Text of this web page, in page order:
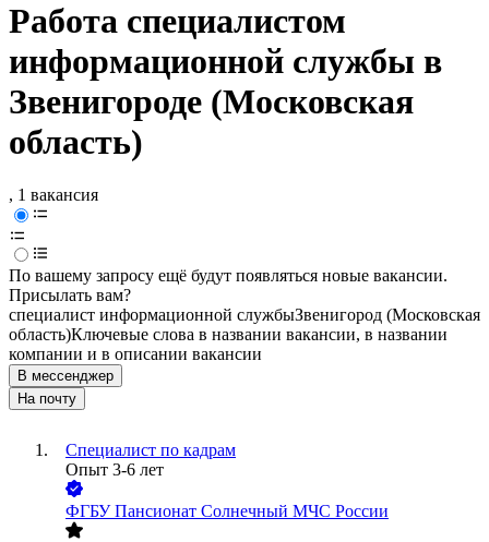
Работа специалистом
информационной службы в
Звенигороде (Московская
область)
, 1 вакансия
По вашему запросу ещё будут появляться новые вакансии.
Присылать вам?
специалист информационной службыЗвенигород (Московская
область)Ключевые слова в названии вакансии, в названии
компании и в описании вакансии
В мессенджер
На почту
Специалист по кадрам
Опыт 3-6 лет
ФГБУ Пансионат Солнечный МЧС России